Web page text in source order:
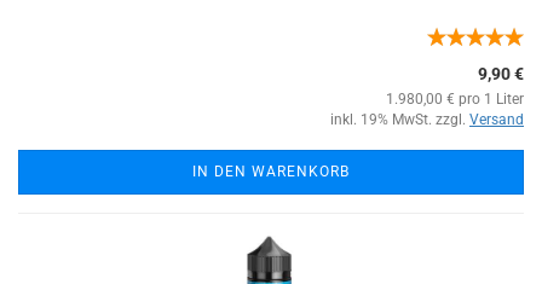
9,90 €
1.980,00 € pro 1 Liter
inkl. 19% MwSt. zzgl. Versand
IN DEN WARENKORB